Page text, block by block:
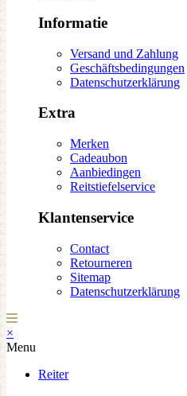
Informatie
Versand und Zahlung
Geschäftsbedingungen
Datenschutzerklärung
Extra
Merken
Cadeaubon
Aanbiedingen
Reitstiefelservice
Klantenservice
Contact
Retourneren
Sitemap
Datenschutzerklärung
×
Menu
Reiter